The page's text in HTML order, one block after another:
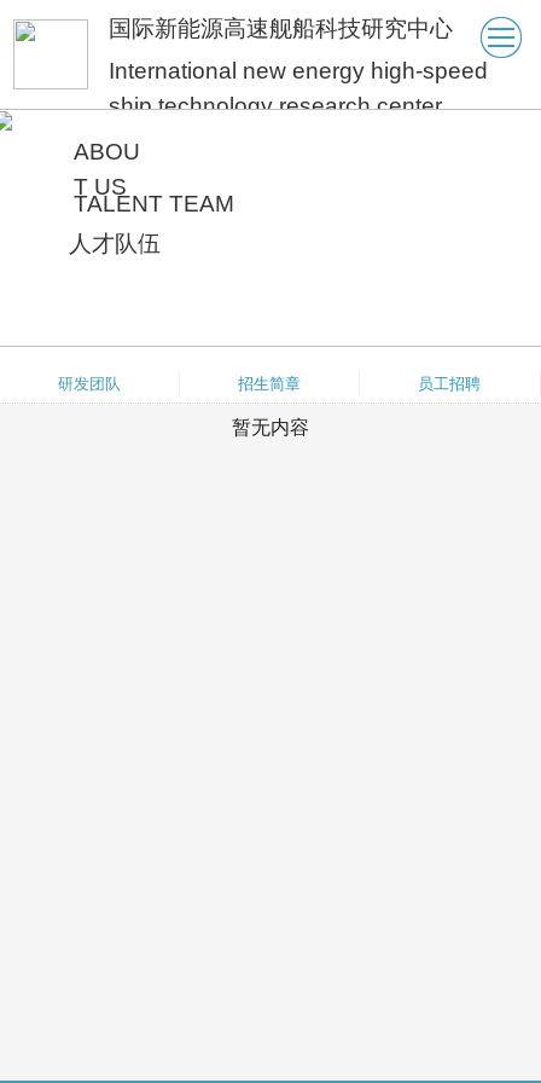
International new energy high-speed
ship technology research center
国际新能源高速舰船科技研究中心
ABOU
T US
TALENT TEAM
人才队伍
研发团队 招生简章 员工招聘
暂无内容